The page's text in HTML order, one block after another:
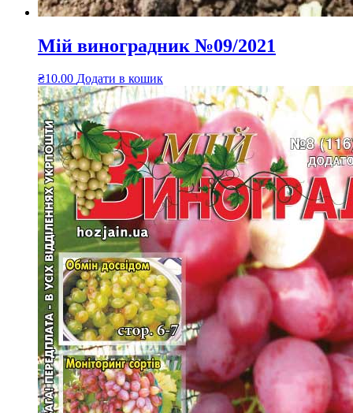
Мій виноградник №09/2021
₴10.00 Додати в кошик